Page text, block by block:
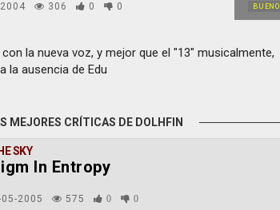
BUENO
306 0 0
la nueva voz, y mejor que el "13" musicalmente,
la ausencia de Edu
MEJORES CRÍTICAS DE DOLHFIN
SKY
In Entropy
05-2005 575 0 0